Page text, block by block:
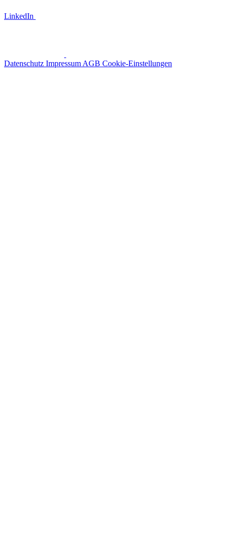
LinkedIn
Datenschutz Impressum AGB Cookie-Einstellungen